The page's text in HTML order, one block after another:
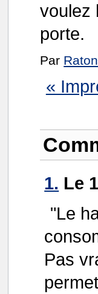
voulez
porte.
Par
«
1. Le
"Le
Pas